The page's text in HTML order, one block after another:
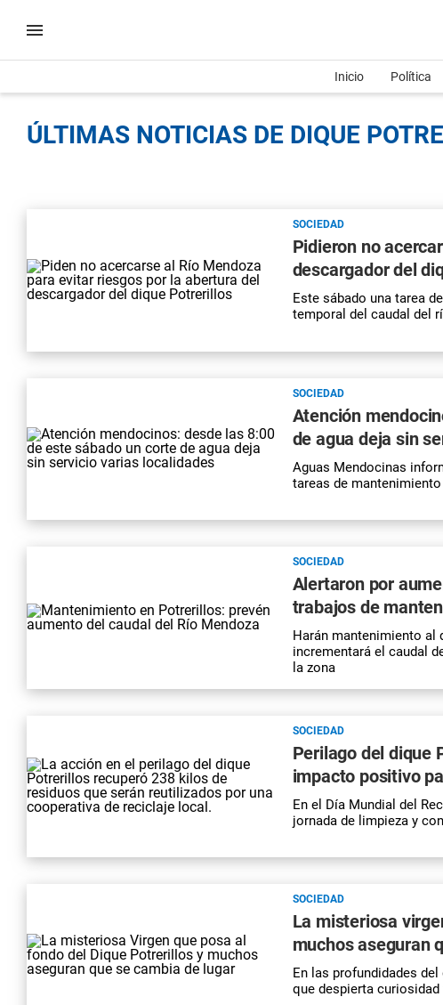
Inicio Política
ÚLTIMAS NOTICIAS DE DIQUE
SOCIEDAD
Pidieron no
descargador del
Este sábado una tarea
temporal del caudal del
SOCIEDAD
Atención
de agua deja sin
Aguas Mendocinas
tareas de
SOCIEDAD
Alertaron por
trabajos de
Harán mantenimiento al
incrementará el caudal
la zona
SOCIEDAD
Perilago del dique
impacto positivo
En el Día Mundial del
jornada de limpieza y
SOCIEDAD
La misteriosa
muchos aseguran
En las profundidades
que despierta